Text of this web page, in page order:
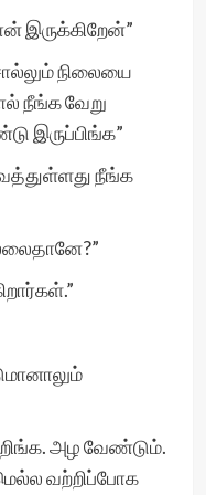
இருக்கிறேன்”
நிலையை
நீங்க வேறு
இருப்பிங்க”
நீங்க
அழ வேண்டும்.
வற்றிப்போக